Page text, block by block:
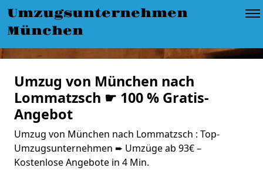
Umzugsunternehmen
München
Umzug von München nach
Lommatzsch ☛ 100 % Gratis-
Angebot
Umzug von München nach Lommatzsch : Top-
Umzugsunternehmen ➨ Umzüge ab 93€ –
Kostenlose Angebote in 4 Min.